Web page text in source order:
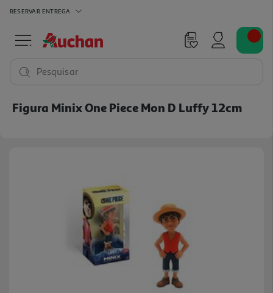
RESERVAR ENTREGA
Pesquisar
Figura Minix One Piece Mon D Luffy 12cm